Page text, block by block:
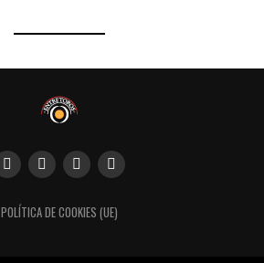
POLÍTICA DE COOKIES (UE)